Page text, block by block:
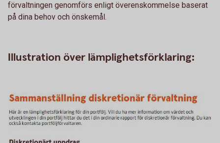
förvaltningen genomförs enligt överenskommelse baserat
på dina behov och önskemål.
Illustration över lämplighetsförklaring: